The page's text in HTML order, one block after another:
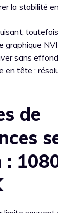
la stabilité
graphique
sans
en tête :
de